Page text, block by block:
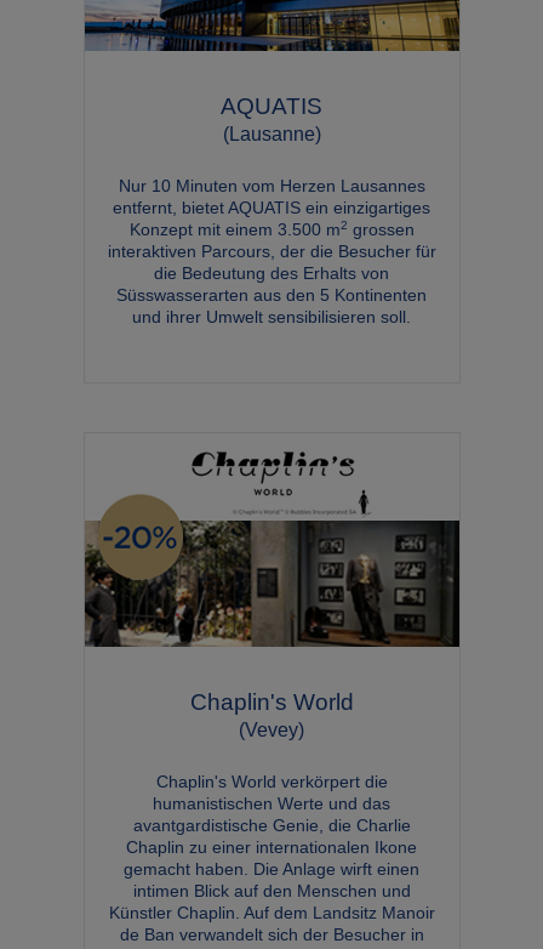
AQUATIS
(Lausanne)
Nur 10 Minuten vom Herzen Lausannes
entfernt, bietet AQUATIS ein einzigartiges
Konzept mit einem 3.500 m2 grossen
interaktiven Parcours, der die Besucher für
die Bedeutung des Erhalts von
Süsswasserarten aus den 5 Kontinenten
und ihrer Umwelt sensibilisieren soll.
Chaplin's World
(Vevey)
Chaplin's World verkörpert die
humanistischen Werte und das
avantgardistische Genie, die Charlie
Chaplin zu einer internationalen Ikone
gemacht haben. Die Anlage wirft einen
intimen Blick auf den Menschen und
Künstler Chaplin. Auf dem Landsitz Manoir
de Ban verwandelt sich der Besucher in